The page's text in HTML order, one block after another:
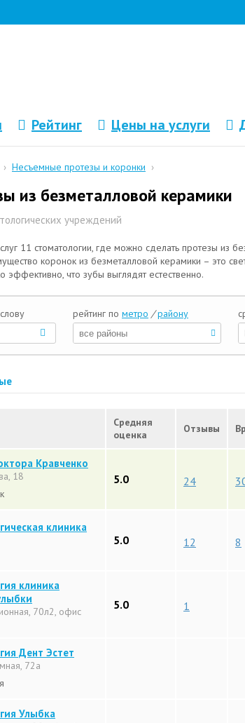
Рейтинг Цены на услуги
› Несъемные протезы и коронки ›
из безметалловой керамики
учреждений
11 стоматологии, где можно сделать протезы из
коронок из безметалловой керамики – это
эффективно, что зубы выглядят естественно.
Средняя
оценка
Отзывы
Кравченко
18
5.0 24
клиника
5.0 12 8
клиника
70л2, офис
5.0 1
Дент Эстет
72а
Улыбка
рейтинг по метро / району